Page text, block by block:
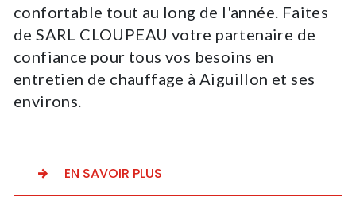
confortable tout au long de l'année. Faites
de SARL CLOUPEAU votre partenaire de
confiance pour tous vos besoins en
entretien de chauffage à Aiguillon et ses
environs.
EN SAVOIR PLUS